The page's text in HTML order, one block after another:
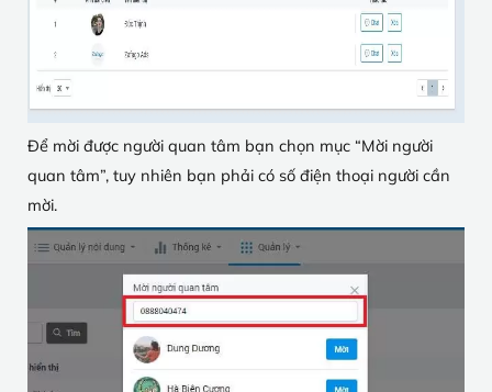
Để mời được người quan tâm bạn chọn mục “Mời người
quan tâm”, tuy nhiên bạn phải có số điện thoại người cần
mời.